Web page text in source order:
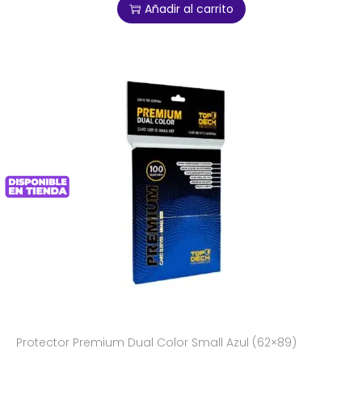
Añadir al carrito
Protector Premium Dual Color Small Azul (62×89)